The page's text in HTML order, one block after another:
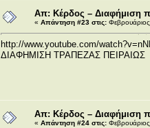
Απ: Κέρδος – Διαφήμιση
« Απάντηση #23 στις:
http://www.youtube.com/
ΔΙΑΦΗΜΙΣΗ ΤΡΑΠΕΖΑΣ ΠΕΙΡΑΙΩΣ
Απ: Κέρδος – Διαφήμιση
« Απάντηση #24 στις: